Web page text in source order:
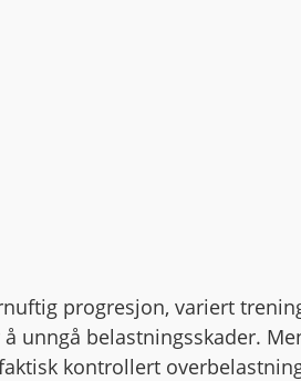
progresjon, variert
unngå belastningsskader.
kontrollert